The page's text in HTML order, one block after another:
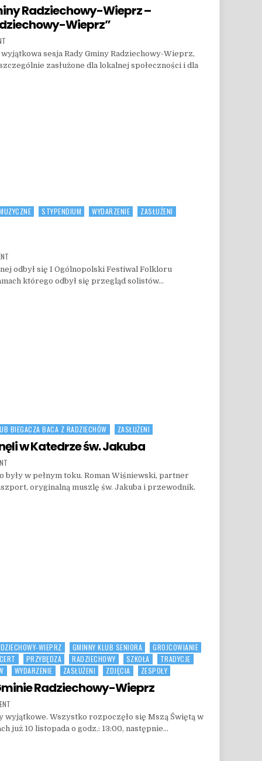
Radziechowy-Wieprz –
Wieprz”
sesja Rady Gminy Radziechowy-Wieprz,
zasłużone dla lokalnej społeczności i dla
STYPENDIUM WYDARZENIE ZASŁUŻENI
odbył się I Ogólnopolski Festiwal Folkloru
którego odbył się przegląd solistów…
BIEGACZA BACA Z RADZIECHÓW ZASŁUŻENI
w Katedrze św. Jakuba
były w pełnym toku. Roman Wiśniewski, partner
oryginalną muszlę św. Jakuba i przewodnik.
WIEPRZ GMINNY KLUB SENIORA
GROJCOWIANIE
PRZYBĘDZA RADZIECHOWY SZKOŁA
TRADYCJE
WYDARZENIE ZASŁUŻENI ZDJĘCIA ZESPOŁY
Radziechowy-Wieprz
wyjątkowe. Wszystko rozpoczęło się Mszą Świętą w
już 10 listopada o godz.: 13:00, następnie…